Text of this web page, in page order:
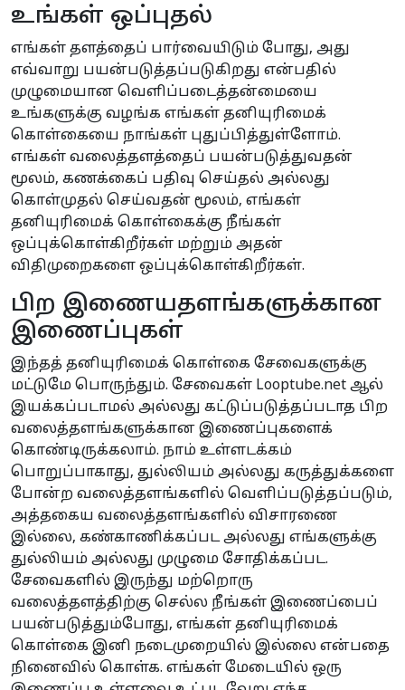
உங்கள் ஒப்புதல்
எங்கள் தளத்தைப் பார்வையிடும் போது, அது
எவ்வாறு பயன்படுத்தப்படுகிறது என்பதில்
முழுமையான வெளிப்படைத்தன்மையை
உங்களுக்கு வழங்க எங்கள் தனியுரிமைக்
கொள்கையை நாங்கள் புதுப்பித்துள்ளோம்.
எங்கள் வலைத்தளத்தைப் பயன்படுத்துவதன்
மூலம், கணக்கைப் பதிவு செய்தல் அல்லது
கொள்முதல் செய்வதன் மூலம், எங்கள்
தனியுரிமைக் கொள்கைக்கு நீங்கள்
ஒப்புக்கொள்கிறீர்கள் மற்றும் அதன்
விதிமுறைகளை ஒப்புக்கொள்கிறீர்கள்.
பிற இணையதளங்களுக்கான
இணைப்புகள்
இந்தத் தனியுரிமைக் கொள்கை சேவைகளுக்கு
மட்டுமே பொருந்தும். சேவைகள் Looptube.net ஆல்
இயக்கப்படாமல் அல்லது கட்டுப்படுத்தப்படாத பிற
வலைத்தளங்களுக்கான இணைப்புகளைக்
கொண்டிருக்கலாம். நாம் உள்ளடக்கம்
பொறுப்பாகாது, துல்லியம் அல்லது கருத்துக்களை
போன்ற வலைத்தளங்களில் வெளிப்படுத்தப்படும்,
அத்தகைய வலைத்தளங்களில் விசாரணை
இல்லை, கண்காணிக்கப்பட அல்லது எங்களுக்கு
துல்லியம் அல்லது முழுமை சோதிக்கப்பட.
சேவைகளில் இருந்து மற்றொரு
வலைத்தளத்திற்கு செல்ல நீங்கள் இணைப்பைப்
பயன்படுத்தும்போது, எங்கள் தனியுரிமைக்
கொள்கை இனி நடைமுறையில் இல்லை என்பதை
நினைவில் கொள்க. எங்கள் மேடையில் ஒரு